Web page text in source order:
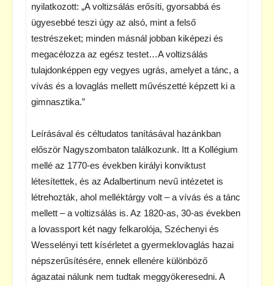
nyilatkozott: „A voltizsálás erősíti, gyorsabbá és
ügyesebbé teszi úgy az alsó, mint a felső
testrészeket; minden másnál jobban kiképezi és
megacélozza az egész testet…A voltizsálás
tulajdonképpen egy vegyes ugrás, amelyet a tánc, a
vívás és a lovaglás mellett művészetté képzett ki a
gimnasztika.”
Leírásával és céltudatos tanításával hazánkban
először Nagyszombaton találkozunk. Itt a Kollégium
mellé az 1770-es években királyi konviktust
létesítettek, és az Adalbertinum nevű intézetet is
létrehozták, ahol melléktárgy volt – a vívás és a tánc
mellett – a voltizsálás is. Az 1820-as, 30-as években
a lovassport két nagy felkarolója, Széchenyi és
Wesselényi tett kísérletet a gyermeklovaglás hazai
népszerűsítésére, ennek ellenére különböző
ágazatai nálunk nem tudtak meggyökeresedni. A